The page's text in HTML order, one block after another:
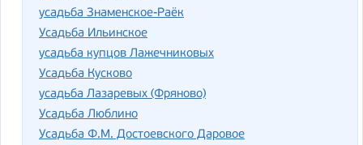
усадьба Знаменское-Раёк
Усадьба Ильинское
усадьба купцов Лажечниковых
Усадьба Кусково
усадьба Лазаревых (Фряново)
Усадьба Люблино
Усадьба Ф.М. Достоевского Даровое